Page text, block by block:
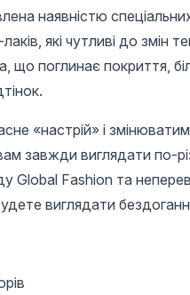
наявністю
які чутливі до змін
що поглинає покриття,
«настрій» і
завжди виглядати по-
Global Fashion та
виглядати